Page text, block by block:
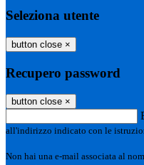
Seleziona utente
button close ×
Recupero password
button close ×
all'indirizzo indicato con le
Non hai una e-mail associata al